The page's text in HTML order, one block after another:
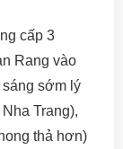
cấp 3
Rang vào
sớm lý
Trang),
thả hơn)